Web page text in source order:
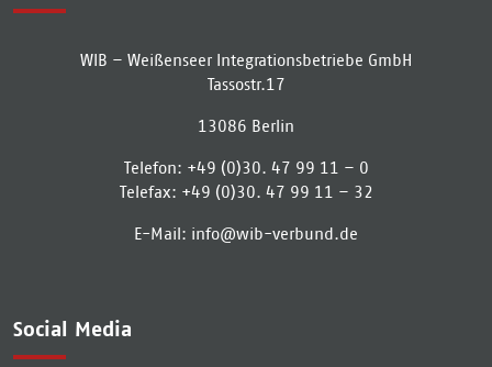
WIB – Weißenseer Integrationsbetriebe GmbH
Tassostr.17
13086 Berlin
Telefon: +49 (0)30. 47 99 11 – 0
Telefax: +49 (0)30. 47 99 11 – 32
E-Mail: info­@­wib-verbund­.­de
Social Media